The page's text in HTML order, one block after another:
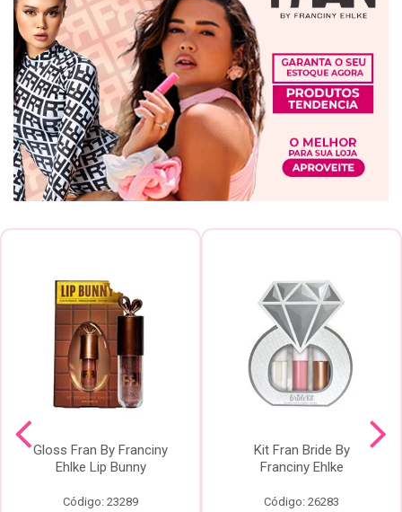
Gloss Fran By Franciny
Ehlke Lip Bunny
Código: 23289
Kit Fran Bride By
Franciny Ehlke
Código: 26283